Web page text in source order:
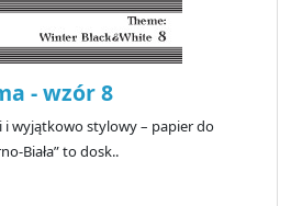
- wzór 8
i wyjątkowo stylowy – papier do
Biała” to dosk..